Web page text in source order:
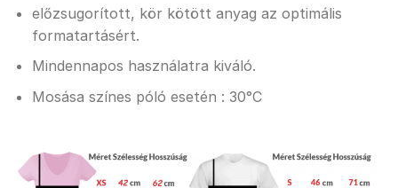
előzsugorított, kör kötött anyag az optimális
formatartásért.
Mindennapos használatra kiváló.
Mosása színes póló esetén : 30°C